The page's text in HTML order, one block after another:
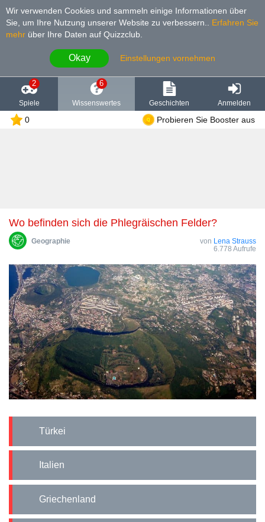
Wir verwenden Cookies und sammeln einige Informationen über
Sie, um Ihre Nutzung unserer Website zu verbessern.
Erfahren Sie
mehr über Ihre Daten auf Quizzclub.
Okay Einstellungen vornehmen
2
Spiele
6
Wissenswertes Geschichten Anmelden
0 Probieren Sie Booster aus
Wo befinden sich die Phlegräischen Felder?
Geographie von Lena Strauss
6.778 Aufrufe
Türkei
Italien
Griechenland